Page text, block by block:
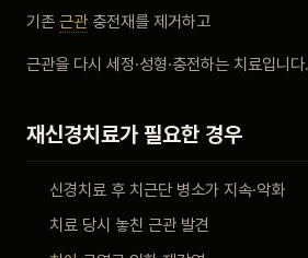
공지사항
치과 백과사전
자주 묻는 질문
회원가입 / 로그인
기존 근관 충전재를 제거하고
근관을 다시 세정·성형·충전하는 치료입니다.
재신경치료가 필요한 경우
신경치료 후 치근단 병소가 지속·악화
치료 당시 놓친 근관 발견